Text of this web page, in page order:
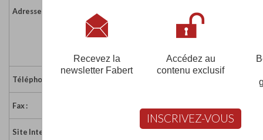
Adresse :
Espace Formation du Saumurois
Square Balzac
49412 SAUMUR CEDEX
Téléphone :
Fax :
Site Internet : http://www.formations-bijouterie.fr/
Recevez la
newsletter Fabert
Accédez au
contenu exclusif
INSCRIVEZ-VOUS